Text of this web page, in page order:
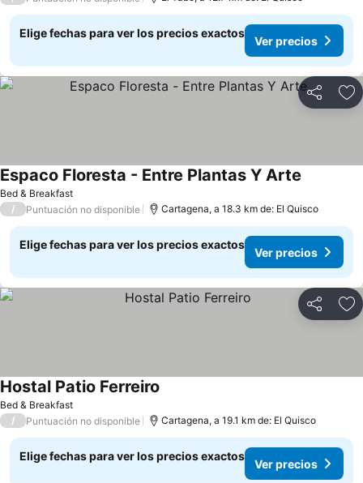
Elige fechas para ver los precios exactos
Ver precios
Compartir
Bed & Breakfast
Espaco Floresta - Entre Plantas Y Arte
/ Puntuación no disponible Cartagena, a 18.3 km de: El Quisco
Elige fechas para ver los precios exactos
Ver precios
Compartir
Bed & Breakfast
Hostal Patio Ferreiro
/ Puntuación no disponible Cartagena, a 19.1 km de: El Quisco
Elige fechas para ver los precios exactos
Ver precios